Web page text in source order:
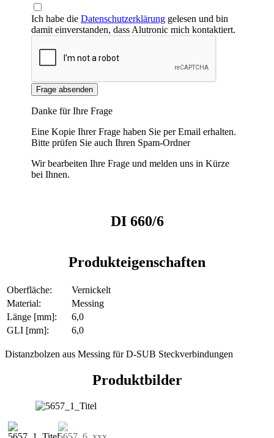
Ich habe dieDatenschutzerklärung gelesen und bin
damit einverstanden, dass Alutronic mich kontaktiert.
Frage absenden
Danke für Ihre Frage
Eine Kopie Ihrer Frage haben Sie per Email erhalten.
Bitte prüfen Sie auch Ihren Spam-Ordner
Wir bearbeiten Ihre Frage und melden uns in Kürze
bei Ihnen.
DI 660/6
Produkteigenschaften
Oberfläche:
Vernickelt
Material:
Messing
Länge [mm]:
6,0
GLI [mm]:
6,0
Distanzbolzen aus Messing für D-SUB Steckverbindungen
Produktbilder